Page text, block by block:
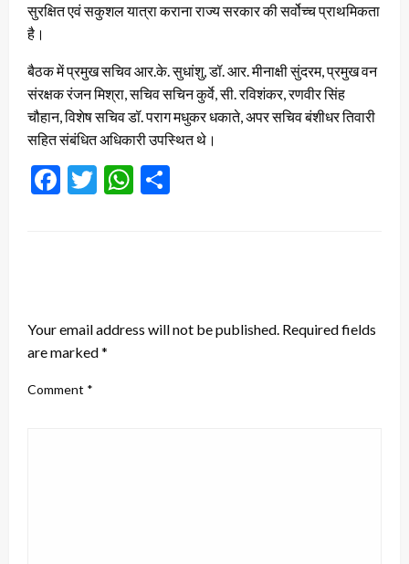
सुरक्षित एवं सकुशल यात्रा कराना राज्य सरकार की सर्वोच्च प्राथमिकता
है।
बैठक में प्रमुख सचिव आर.के. सुधांशु, डॉ. आर. मीनाक्षी सुंदरम, प्रमुख वन
संरक्षक रंजन मिश्रा, सचिव सचिन कुर्वे, सी. रविशंकर, रणवीर सिंह
चौहान, विशेष सचिव डॉ. पराग मधुकर धकाते, अपर सचिव बंशीधर तिवारी
सहित संबंधित अधिकारी उपस्थित थे।
Facebook
TwitterWhatsApp
Your email address will not be published. Required fields
are marked*
Comment *